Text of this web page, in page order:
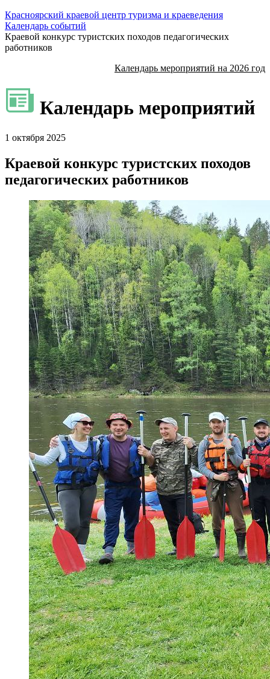
Красноярский краевой центр туризма и краеведения
Календарь событий
Краевой конкурс туристских походов педагогических
работников
Календарь мероприятий на 2026 год
Календарь мероприятий
1 октября 2025
Краевой конкурс туристских походов
педагогических работников